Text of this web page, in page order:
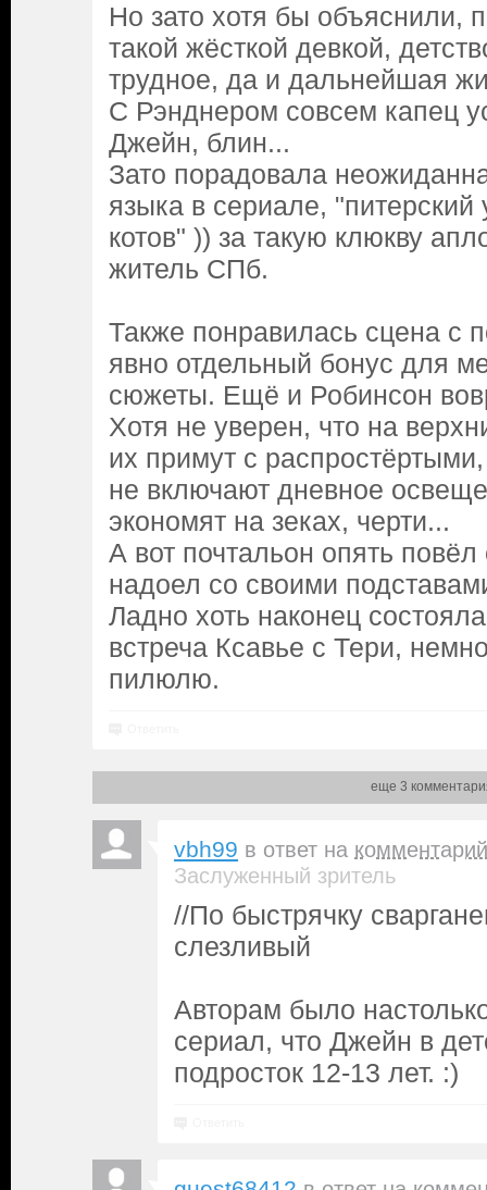
Но зато хотя бы объяснили,
такой жёсткой девкой,
трудное, да и дальнейшая
С Рэнднером совсем капец
Джейн, блин...
Зато порадовала
языка в сериале,
котов" )) за такую клюкву
житель СПб.
Также понравилась сцена с
явно отдельный бонус для
сюжеты. Ещё и Робинсон
Хотя не уверен, что на
их примут с
не включают дневное
экономят на зеках, черти...
А вот почтальон опять
надоел со своими
Ладно хоть наконец
встреча Ксавье с Тери,
пилюлю.
еще 3
vbh99 в ответ на комментарий
Заслуженный зритель
//По быстрячку
слезливый
Авторам было
сериал, что Джейн в
подросток 12-13 лет. :)